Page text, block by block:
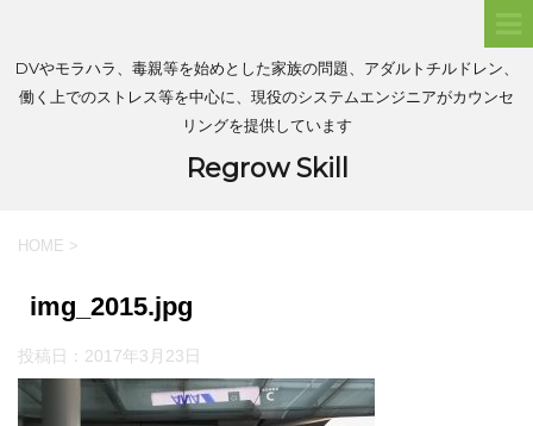
DVやモラハラ、毒親等を始めとした家族の問題、アダルトチルドレン、
働く上でのストレス等を中心に、現役のシステムエンジニアがカウンセ
リングを提供しています
Regrow Skill
HOME >
img_2015.jpg
投稿日： 2017年3月23日